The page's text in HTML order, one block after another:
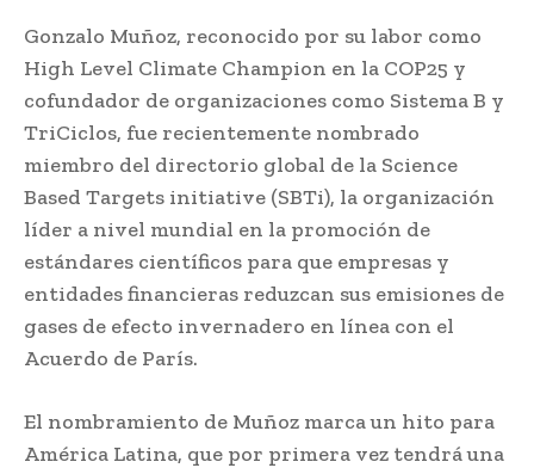
Gonzalo Muñoz, reconocido por su labor como
High Level Climate Champion en la COP25 y
cofundador de organizaciones como Sistema B y
TriCiclos, fue recientemente nombrado
miembro del directorio global de la Science
Based Targets initiative (SBTi), la organización
líder a nivel mundial en la promoción de
estándares científicos para que empresas y
entidades financieras reduzcan sus emisiones de
gases de efecto invernadero en línea con el
Acuerdo de París.
El nombramiento de Muñoz marca un hito para
América Latina, que por primera vez tendrá una